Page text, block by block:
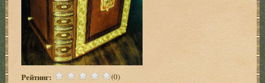
Рейтинг: (0)